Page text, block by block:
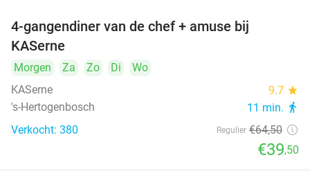
4-gangendiner van de chef + amuse bij
KASerne
Morgen Za Zo Di
Wo
KASerne
9.7 star
's-Hertogenbosch 11 min. directions_walk
Verkocht: 380 Regulier €64,50
€39,50